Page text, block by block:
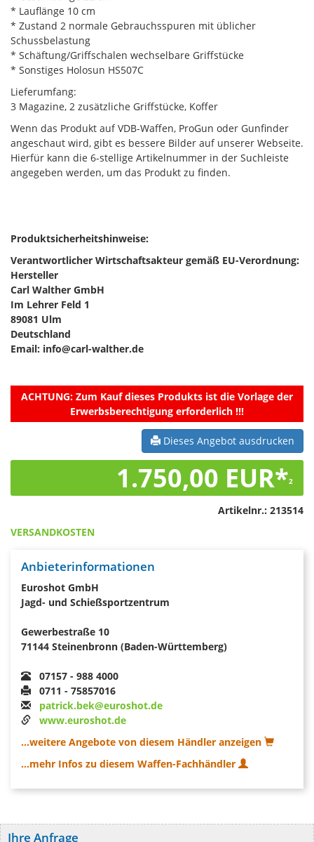
* Lauflänge 10 cm
* Zustand 2 normale Gebrauchsspuren mit üblicher
Schussbelastung
* Schäftung/Griffschalen wechselbare Griffstücke
* Sonstiges Holosun HS507C
Lieferumfang:
3 Magazine, 2 zusätzliche Griffstücke, Koffer
Wenn das Produkt auf VDB-Waffen, ProGun oder Gunfinder
angeschaut wird, gibt es bessere Bilder auf unserer Webseite.
Hierfür kann die 6-stellige Artikelnummer in der Suchleiste
angegeben werden, um das Produkt zu finden.
Produktsicherheitshinweise:
Verantwortlicher Wirtschaftsakteur gemäß EU-Verordnung:
Hersteller
Carl Walther GmbH
Im Lehrer Feld 1
89081 Ulm
Deutschland
Email: info@carl-walther.de
ACHTUNG: Zum Kauf dieses Produkts ist die Vorlage der
Erwerbsberechtigung erforderlich !!!
Dieses Angebot ausdrucken
1.750,00 EUR*2
Artikelnr.: 213514
VERSANDKOSTEN
Anbieterinformationen
Euroshot GmbH
Jagd- und Schießsportzentrum
Gewerbestraße 10
71144 Steinenbronn (Baden-Württemberg)
07157 - 988 4000
0711 - 75857016
patrick.bek@euroshot.de
www.euroshot.de
...weitere Angebote von diesem Händler anzeigen
...mehr Infos zu diesem Waffen-Fachhändler
Ihre Anfrage